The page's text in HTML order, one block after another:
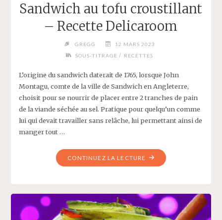
Sandwich au tofu croustillant
– Recette Delicaroom
GREGG
12 MARS 2023
SOUS-TITRAGE / RECETTES
L’origine du sandwich daterait de 1765, lorsque John
Montagu, comte de la ville de Sandwich en Angleterre,
choisit pour se nourrir de placer entre 2 tranches de pain
de la viande séchée au sel. Pratique pour quelqu’un comme
lui qui devait travailler sans relâche, lui permettant ainsi de
manger tout …
CONTINUEZ LA LECTURE
"SANDWICH
AU
RECETTE